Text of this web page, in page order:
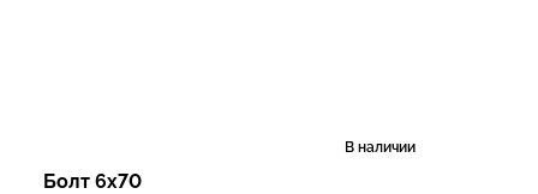
В наличии
Болт 6х70